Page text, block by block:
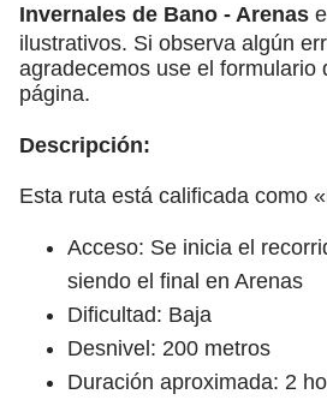
Invernales de Bano - Arenas
ilustrativos. Si observa algún
agradecemos use el formulario
página.
Descripción:
Esta ruta está calificada como
Acceso: Se inicia el
siendo el final en Arenas
Dificultad: Baja
Desnivel: 200 metros
Duración aproximada: 2